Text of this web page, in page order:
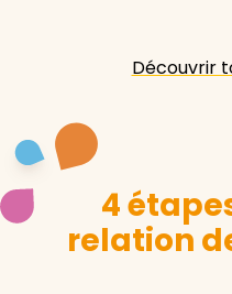
Découvrir
4
relation